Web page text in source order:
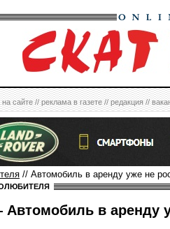
сайте//реклама в газете//редакция//
// Автомобиль в аренду уже не
в аренду